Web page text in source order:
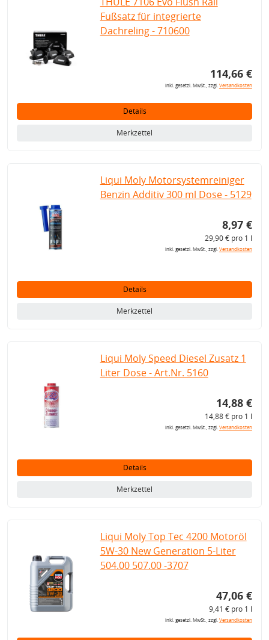
Fußsatz für integrierte
Dachreling - 710600
114,66 €
inkl. gesetzl. MwSt., zzgl.Versandkosten
Details
Merkzettel
Liqui Moly Motorsystemreiniger
Benzin Additiv 300 ml Dose - 5129
8,97 €
29,90 € pro 1 l
inkl. gesetzl. MwSt., zzgl.Versandkosten
Details
Merkzettel
Liqui Moly Speed Diesel Zusatz 1
Liter Dose - Art.Nr. 5160
14,88 €
14,88 € pro 1 l
inkl. gesetzl. MwSt., zzgl.Versandkosten
Details
Merkzettel
Liqui Moly Top Tec 4200 Motoröl
5W-30 New Generation 5-Liter
504.00 507.00 -3707
47,06 €
9,41 € pro 1 l
inkl. gesetzl. MwSt., zzgl.Versandkosten